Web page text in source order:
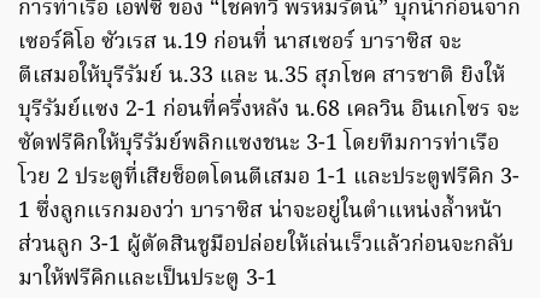
การท่าเรือ เอฟซี ของ “โชคทวี พรหมรัตน์” บุกนำก่อนจาก
เซอร์คิโอ ซัวเรส น.19 ก่อนที่ นาสเซอร์ บาราซิส จะ
ตีเสมอให้บุรีรัมย์ น.33 และ น.35 สุภโชค สารชาติ ยิงให้
บุรีรัมย์แซง 2-1 ก่อนที่ครึ่งหลัง น.68 เคลวิน อินเกโซร จะ
ซัดฟรีคิกให้บุรีรัมย์พลิกแซงชนะ 3-1 โดยทีมการท่าเรือ
โวย 2 ประตูที่เสียช็อตโดนตีเสมอ 1-1 และประตูฟรีคิก 3-
1 ซึ่งลูกแรกมองว่า บาราซิส น่าจะอยู่ในตำแหน่งล้ำหน้า
ส่วนลูก 3-1 ผู้ตัดสินชูมือปล่อยให้เล่นเร็วแล้วก่อนจะกลับ
มาให้ฟรีคิกและเป็นประตู 3-1